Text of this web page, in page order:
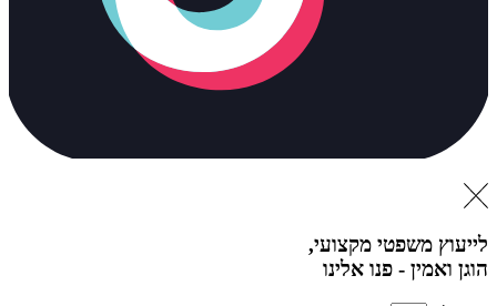
לייעוץ משפטי מקצועי,
הוגן ואמין - פנו אלינו